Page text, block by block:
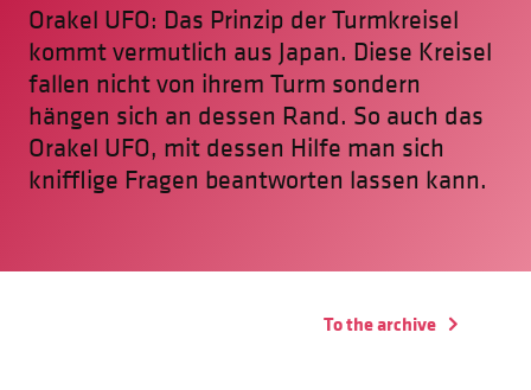
Orakel UFO: Das Prinzip der Turmkreisel
kommt vermutlich aus Japan. Diese Kreisel
fallen nicht von ihrem Turm sondern
hängen sich an dessen Rand. So auch das
Orakel UFO, mit dessen Hilfe man sich
knifflige Fragen beantworten lassen kann.
To the archive